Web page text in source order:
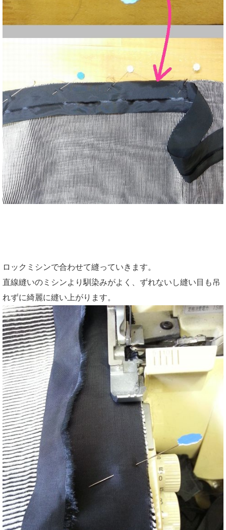
ロックミシンで合わせて縫っていきます。
直線縫いのミシンより馴染みがよく、ずれないし縫い目も吊
れずに綺麗に縫い上がります。